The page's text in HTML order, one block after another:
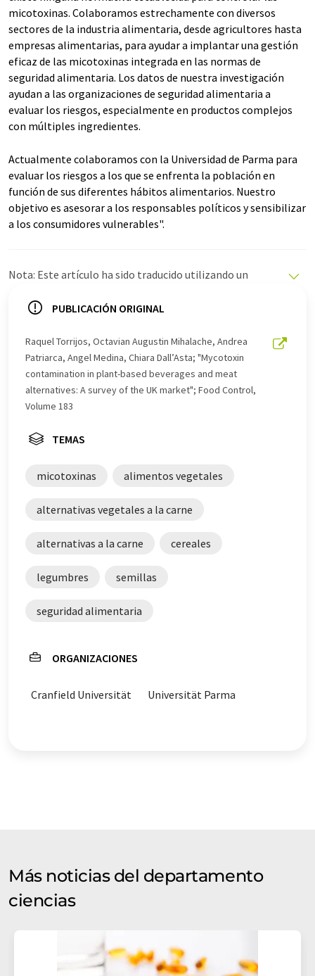
micotoxinas. Colaboramos estrechamente con diversos
sectores de la industria alimentaria, desde agricultores hasta
empresas alimentarias, para ayudar a implantar una gestión
eficaz de las micotoxinas integrada en las normas de
seguridad alimentaria. Los datos de nuestra investigación
ayudan a las organizaciones de seguridad alimentaria a
evaluar los riesgos, especialmente en productos complejos
con múltiples ingredientes.
Actualmente colaboramos con la Universidad de Parma para
evaluar los riesgos a los que se enfrenta la población en
función de sus diferentes hábitos alimentarios. Nuestro
objetivo es asesorar a los responsables políticos y sensibilizar
a los consumidores vulnerables".
Nota: Este artículo ha sido traducido utilizando un
ofrece estas traducciones automáticas para presentar
este artículo ha sido traducido con traducción
automática, es posible que contenga errores de
vocabulario, sintaxis o gramática. El artículo original en
Inglés se puede encontraraquí.
PUBLICACIÓN ORIGINAL
Raquel Torrijos, Octavian Augustin Mihalache, Andrea
Patriarca, Angel Medina, Chiara Dall’Asta; "Mycotoxin
contamination in plant-based beverages and meat
alternatives: A survey of the UK market"; Food Control,
Volume 183
TEMAS
micotoxinas alimentos vegetales
alternativas vegetales a la carne
alternativas a la carne cereales
legumbres semillas
seguridad alimentaria
ORGANIZACIONES
Cranfield Universität Universität Parma
Más noticias del departamento
ciencias